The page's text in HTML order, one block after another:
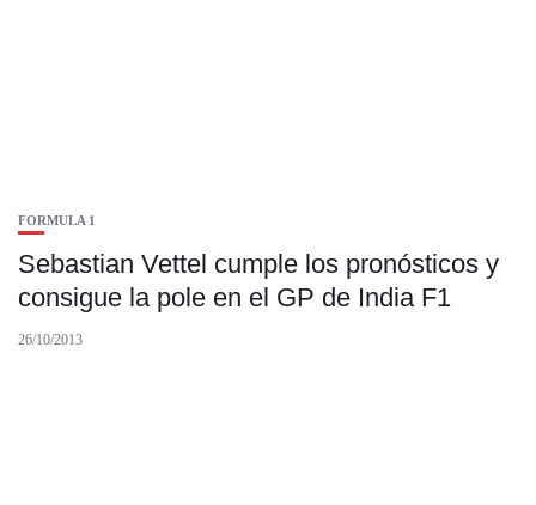
FORMULA 1
Sebastian Vettel cumple los pronósticos y
consigue la pole en el GP de India F1
26/10/2013